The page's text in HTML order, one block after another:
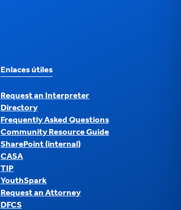
Enlaces útiles
Request an Interpreter
Directory
Frequently Asked Questions
Community Resource Guide
SharePoint (internal)
CASA
TIP
YouthSpark
Request an Attorney
DFCS